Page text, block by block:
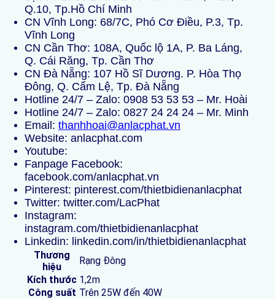
Q.10, Tp.Hồ Chí Minh
CN Vĩnh Long: 68/7C, Phó Cơ Điều, P.3, Tp.
Vĩnh Long
CN Cần Thơ: 108A, Quốc lộ 1A, P. Ba Láng,
Q. Cái Răng, Tp. Cần Thơ
CN Đà Nẵng: 107 Hồ Sĩ Dương. P. Hòa Thọ
Đông, Q. Cẩm Lệ, Tp. Đà Nẵng
Hotline 24/7 – Zalo: 0908 53 53 53 – Mr. Hoài
Hotline 24/7 – Zalo: 0827 24 24 24 – Mr. Minh
Email: thanhhoai@anlacphat.vn
Website: anlacphat.com
Youtube:
Fanpage Facebook:
facebook.com/anlacphat.vn
Pinterest: pinterest.com/thietbidienanlacphat
Twitter: twitter.com/LacPhat
Instagram:
instagram.com/thietbidienanlacphat
Linkedin: linkedin.com/in/thietbidienanlacphat
Thương
hiệu
Rạng Đông
Kích thước 1,2m
Công suất Trên 25W đến 40W